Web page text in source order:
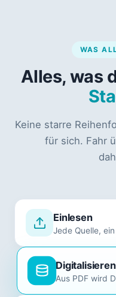
WAS
Alles, was
Keine starre
für sich. Fahr
Einlesen
Jede Quelle,
Digitalisieren
Aus PDF wird